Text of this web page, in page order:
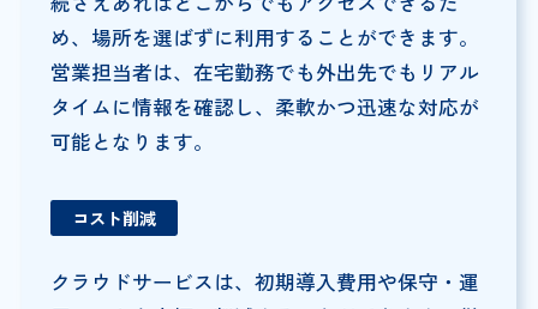
め、場所を選ばずに利用することができます。
営業担当者は、在宅勤務でも外出先でもリアル
タイムに情報を確認し、柔軟かつ迅速な対応が
可能となります。
コスト削減
クラウドサービスは、初期導入費用や保守・運